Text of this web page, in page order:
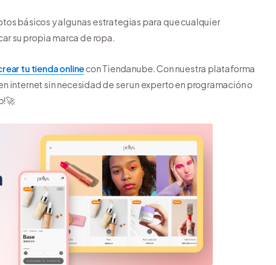
básicos y algunas estrategias para que cualquier
su propia marca de ropa.
tu tienda onlinecon Tiendanube. Con nuestra plataforma
internet sin necesidad de ser un experto en programación o